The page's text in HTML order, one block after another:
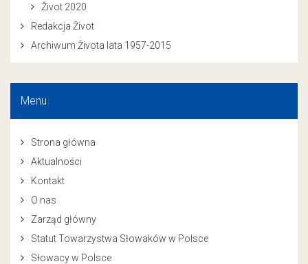
Život 2020
Redakcja Život
Archiwum Života lata 1957-2015
Menu
Strona główna
Aktualności
Kontakt
O nas
Zarząd główny
Statut Towarzystwa Słowaków w Polsce
Słowacy w Polsce